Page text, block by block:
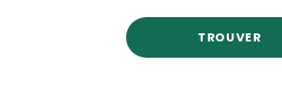
TROUVER